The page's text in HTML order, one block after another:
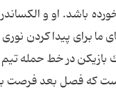
باشد. او و
براى پیدا كردن
ترافیك بازیكن در
دژاگه مطمئن است كه فصل